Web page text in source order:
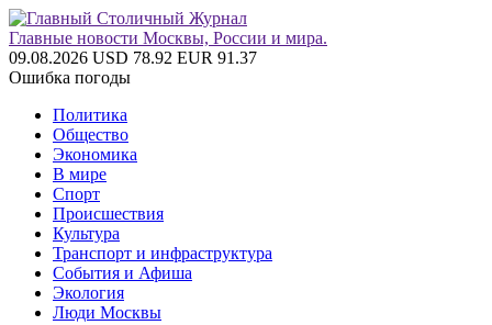
Главные новости Москвы, России и мира.
09.08.2026 USD 78.92 EUR 91.37
Ошибка погоды
Политика
Общество
Экономика
В мире
Спорт
Происшествия
Культура
Транспорт и инфраструктура
События и Афиша
Экология
Люди Москвы